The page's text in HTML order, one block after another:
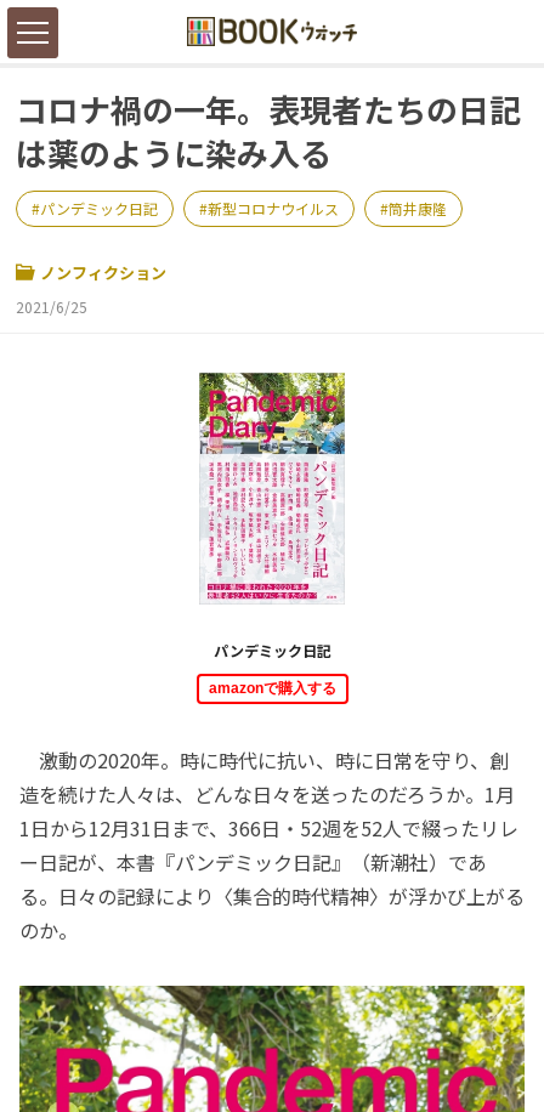
コロナ禍の一年。表現者たちの日記
は薬のように染み入る
パンデミック日記 新型コロナウイルス 筒井康隆
ノンフィクション
2021/6/25
パンデミック日記
amazonで購入する
激動の2020年。時に時代に抗い、時に日常を守り、創
造を続けた人々は、どんな日々を送ったのだろうか。1月
1日から12月31日まで、366日・52週を52人で綴ったリレ
ー日記が、本書『パンデミック日記』（新潮社）であ
る。日々の記録により〈集合的時代精神〉が浮かび上がる
のか。